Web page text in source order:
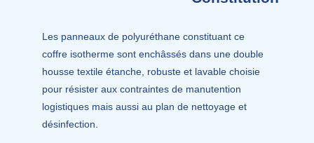
Les panneaux de polyuréthane constituant ce
coffre isotherme sont enchâssés dans une double
housse textile étanche, robuste et lavable choisie
pour résister aux contraintes de manutention
logistiques mais aussi au plan de nettoyage et
désinfection.